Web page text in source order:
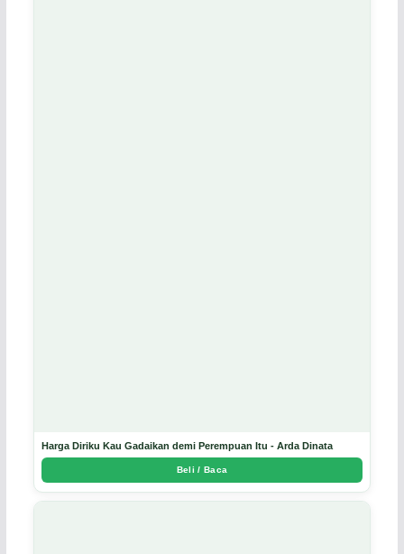
Harga Diriku Kau Gadaikan demi Perempuan Itu - Arda Dinata
Beli / Baca